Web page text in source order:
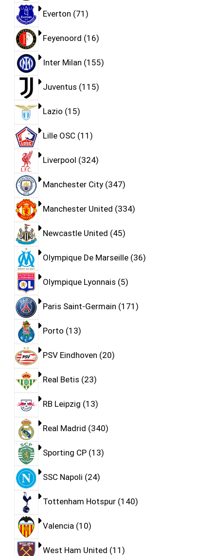
Everton 71
Feyenoord 16
Inter Milan 155
Juventus 115
Lazio 15
Lille OSC 11
Liverpool 324
Manchester City 347
Manchester United 334
Newcastle United 45
Olympique De Marseille 36
Olympique Lyonnais 5
Paris Saint-Germain 171
Porto 13
PSV Eindhoven 20
Real Betis 23
RB Leipzig 13
Real Madrid 340
Sporting CP 13
SSC Napoli 24
Tottenham Hotspur 140
Valencia 10
West Ham United 11